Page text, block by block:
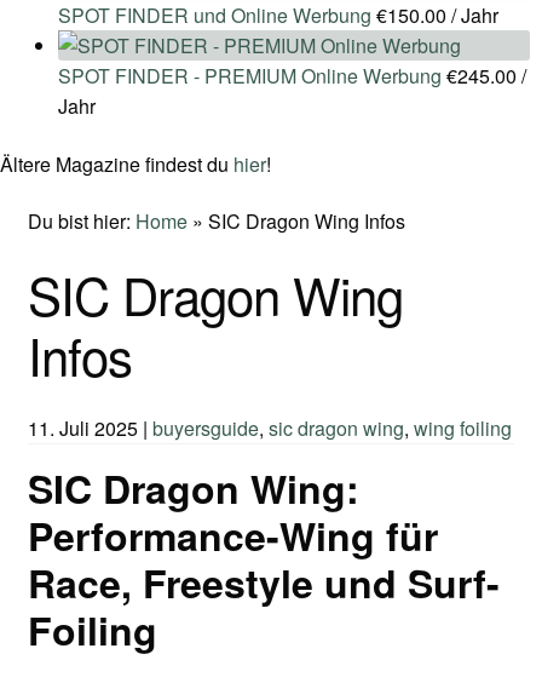
SPOT FINDER und Online Werbung €150.00 / Jahr
SPOT FINDER - PREMIUM Online Werbung €245.00 /
Jahr
Ältere Magazine findest du hier!
Du bist hier: Home» SIC Dragon Wing Infos
SIC Dragon Wing
Infos
11. Juli 2025| buyersguide, sic dragon wing, wing foiling
SIC Dragon Wing:
Performance-Wing für
Race, Freestyle und Surf-
Foiling